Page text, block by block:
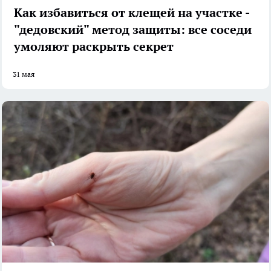
Как избавиться от клещей на участке -
"дедовский" метод защиты: все соседи
умоляют раскрыть секрет
31 мая